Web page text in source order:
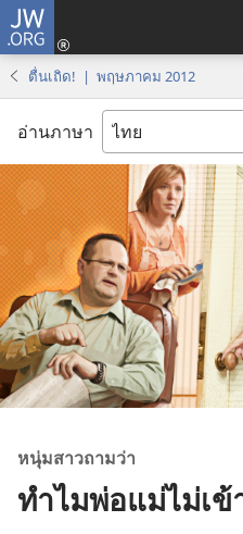
JW.ORG
ตื่นเถิด! | พฤษภาคม 2012
อ่านภาษา
หนุ่ม​สาว​ถาม​ว่า
ทำไมพ่อแม่ไม่เข้